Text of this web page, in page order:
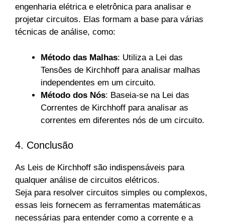
engenharia elétrica e eletrônica para analisar e
projetar circuitos. Elas formam a base para várias
técnicas de análise, como:
Método das Malhas: Utiliza a Lei das
Tensões de Kirchhoff para analisar malhas
independentes em um circuito.
Método dos Nós: Baseia-se na Lei das
Correntes de Kirchhoff para analisar as
correntes em diferentes nós de um circuito.
4. Conclusão
As Leis de Kirchhoff são indispensáveis para
qualquer análise de circuitos elétricos.
Seja para resolver circuitos simples ou complexos,
essas leis fornecem as ferramentas matemáticas
necessárias para entender como a corrente e a